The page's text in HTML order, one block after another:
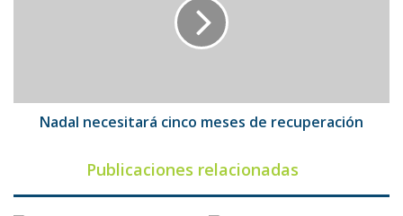
Nadal necesitará cinco meses de recuperación
Publicaciones relacionadas